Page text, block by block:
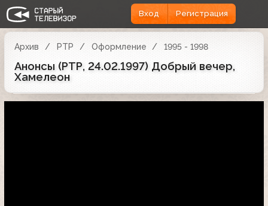
Вход Регистрация
Архив РТР Оформление 1995 - 1998
Анонсы (РТР, 24.02.1997) Добрый вечер,
Хамелеон